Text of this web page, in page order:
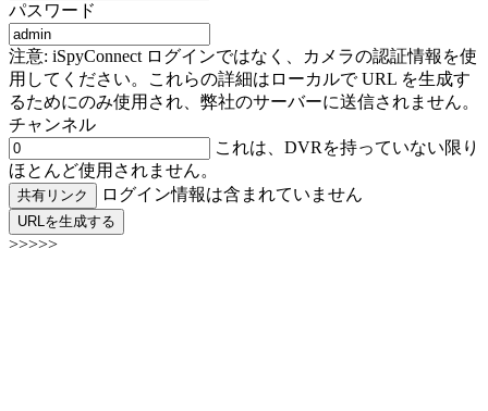
パスワード
注意: iSpyConnect ログインではなく、カメラの認証情報を使
用してください。これらの詳細はローカルで URL を生成す
るためにのみ使用され、弊社のサーバーに送信されません。
チャンネル
これは、DVRを持っていない限り
ほとんど使用されません。
共有リンク ログイン情報は含まれていません
URLを生成する
>>>>>